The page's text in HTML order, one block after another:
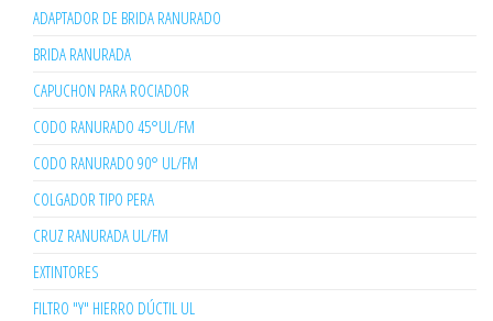
ADAPTADOR DE BRIDA RANURADO
BRIDA RANURADA
CAPUCHON PARA ROCIADOR
CODO RANURADO 45°UL/FM
CODO RANURADO 90° UL/FM
COLGADOR TIPO PERA
CRUZ RANURADA UL/FM
EXTINTORES
FILTRO "Y" HIERRO DÚCTIL UL